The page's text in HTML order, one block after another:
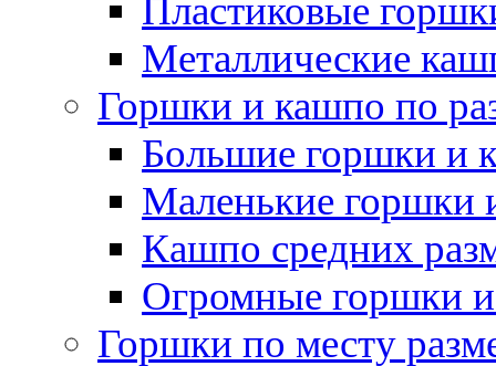
Пластиковые
Металлические
Горшки и кашпо по
Большие горшки и
Маленькие горшки
Кашпо средних
Огромные горшки
Горшки по месту